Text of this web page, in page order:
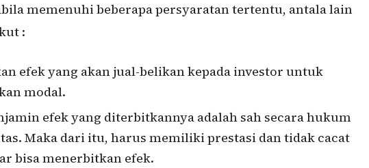
memenuhi beberapa persyaratan tertentu, antala lain
:
efek yang akan jual-belikan kepada investor untuk
modal.
efek yang diterbitkannya adalah sah secara hukum
Maka dari itu, harus memiliki prestasi dan tidak cacat
bisa menerbitkan efek.